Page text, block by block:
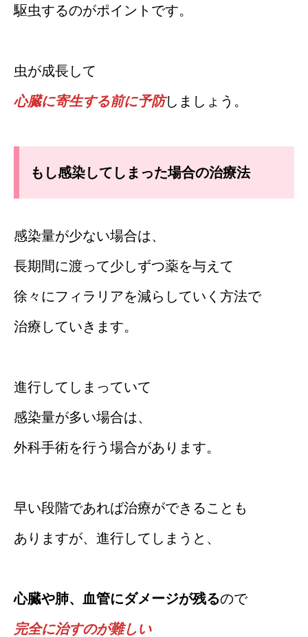
駆虫するのがポイントです。
虫が成長して
心臓に寄生する前に予防しましょう。
もし感染してしまった場合の治療法
感染量が少ない場合は、
長期間に渡って少しずつ薬を与えて
徐々にフィラリアを減らしていく方法で
治療していきます。
進行してしまっていて
感染量が多い場合は、
外科手術を行う場合があります。
早い段階であれば治療ができることも
ありますが、進行してしまうと、
心臓や肺、血管にダメージが残るので
完全に治すのが難しい